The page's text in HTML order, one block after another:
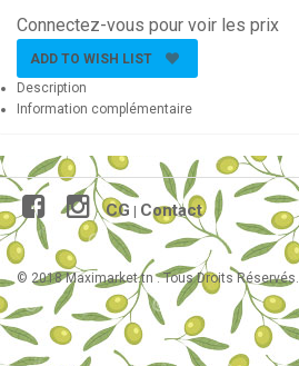
Connectez-vous pour voir les prix
ADD TO WISH LIST
Description
Information complémentaire
CG Contact
© 2018 Maximarket.tn . Tous Droits Réservés.